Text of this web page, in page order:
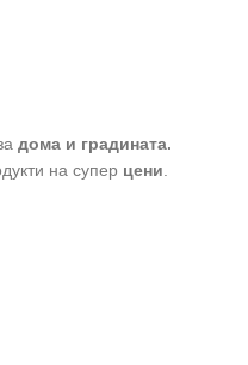
дома и градината.
на супер цени